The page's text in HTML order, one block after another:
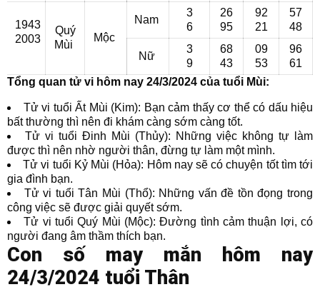
1943
2003
Quý
Mùi
Mộc
Nam
3
6
26
95
92
21
57
48
Nữ
3
9
68
43
09
53
96
61
Tổng quan tử vi hôm nay 24/3/2024 của tuổi Mùi:
Tử vi tuổi Ất Mùi (Kim): Bạn cảm thấy cơ thể có dấu hiệu
bất thường thì nên đi khám càng sớm càng tốt.
Tử vi tuổi Đinh Mùi (Thủy): Những việc không tự làm
được thì nên nhờ người thân, đừng tự làm một mình.
Tử vi tuổi Kỷ Mùi (Hỏa): Hôm nay sẽ có chuyện tốt tìm tới
gia đình bạn.
Tử vi tuổi Tân Mùi (Thổ): Những vấn đề tồn đọng trong
công việc sẽ được giải quyết sớm.
Tử vi tuổi Quý Mùi (Mộc): Đường tình cảm thuận lợi, có
người đang âm thầm thích bạn.
Con số may mắn hôm nay
24/3/2024 tuổi Thân